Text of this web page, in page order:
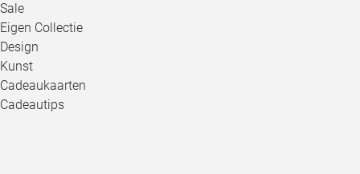
Sale
Eigen Collectie
Design
Kunst
Cadeaukaarten
Cadeautips